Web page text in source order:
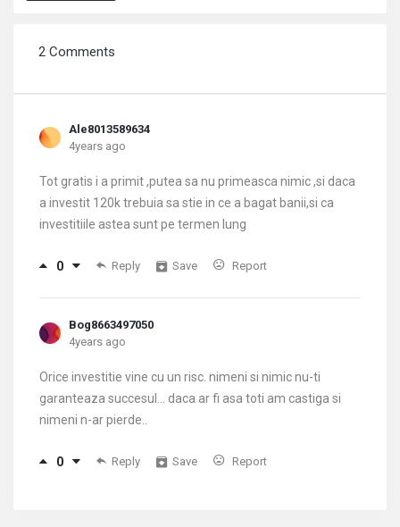
2 Comments
Ale8013589634
4years ago
Tot gratis i a primit ,putea sa nu primeasca nimic ,si daca
a investit 120k trebuia sa stie in ce a bagat banii,si ca
investitiile astea sunt pe termen lung
0 Reply Save Report
Bog8663497050
4years ago
Orice investitie vine cu un risc. nimeni si nimic nu-ti
garanteaza succesul... daca ar fi asa toti am castiga si
nimeni n-ar pierde..
0 Reply Save Report